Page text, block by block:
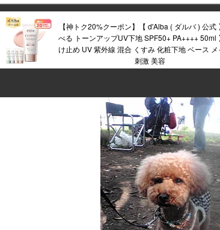
【神トク20%クーポン】【 d'Alba ( ダルバ ) 公式
べる トーンアップUV下地 SPF50+ PA++++ 50ml
け止め UV 紫外線 混合 くすみ 化粧下地 ベース
刺激 美容